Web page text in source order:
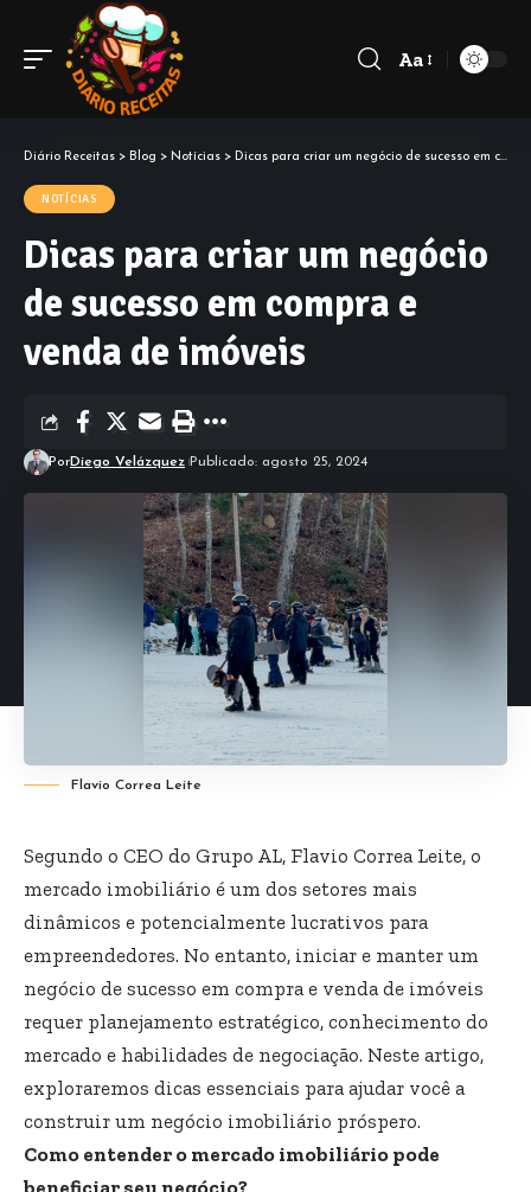
Aa
Diário Receitas > Blog > Notícias > Dicas para criar um negócio de sucesso em compra e venda de imóveis
NOTÍCIAS
Dicas para criar um negócio
de sucesso em compra e
venda de imóveis
PorDiego Velázquez Publicado: agosto 25, 2024
Flavio Correa Leite
Segundo o CEO do Grupo AL, ​​Flavio Correa Leite, o
mercado imobiliário é um dos setores mais
dinâmicos e potencialmente lucrativos para
empreendedores. No entanto, iniciar e manter um
negócio de sucesso em compra e venda de imóveis
requer planejamento estratégico, conhecimento do
mercado e habilidades de negociação. Neste artigo,
exploraremos dicas essenciais para ajudar você a
construir um negócio imobiliário próspero.
Como entender o mercado imobiliário pode
beneficiar seu negócio?